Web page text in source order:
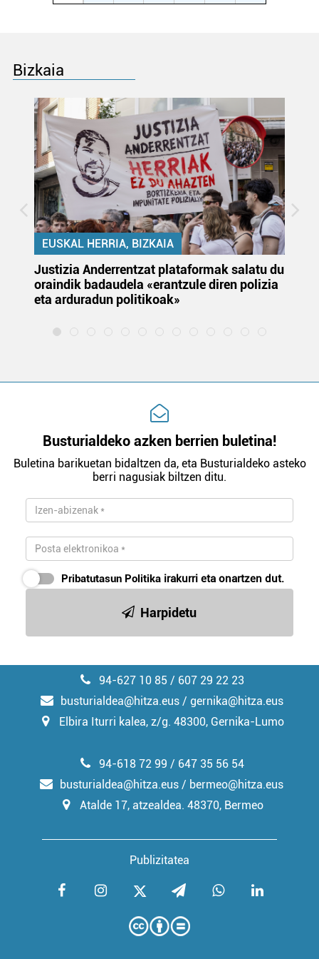
Bizkaia
EUSKAL HERRIA, BIZKAIA
Justizia Anderrentzat plataformak salatu du
oraindik badaudela «erantzule diren polizia
eta arduradun politikoak»
Busturialdeko azken berrien buletina!
Buletina barikuetan bidaltzen da, eta Busturialdeko asteko
berri nagusiak biltzen ditu.
Pribatutasun Politika irakurri eta onartzen dut.
Harpidetu
94-627 10 85 / 607 29 22 23
busturialdea@hitza.eus / gernika@hitza.eus
Elbira Iturri kalea, z/g. 48300, Gernika-Lumo
Publizitatea
94-618 72 99 / 647 35 56 54
busturialdea@hitza.eus / bermeo@hitza.eus
Atalde 17, atzealdea. 48370, Bermeo